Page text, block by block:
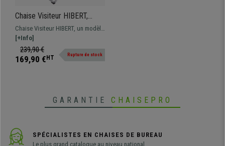
Chaise Visiteur HIBERT,
Structure Métallique, Grand
Rembourrage, en Cuir Gris
Chaise Visiteur HIBERT, un modèle
qui associe design, confort et
qualité. Elle se distingue par sa
structure métallique robuste, son
[+Info]
239,90 €
169,90 € HT Rupture de stock
GARANTIE CHAISEPRO
SPÉCIALISTES EN CHAISES DE BUREAU
Le plus grand catalogue au niveau national